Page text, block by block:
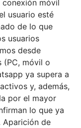
móvil
usuario esté
de lo que
usuarios
desde
(PC, móvil o
ya supera a
y, además,
por el mayor
lo que ya
Aparición de